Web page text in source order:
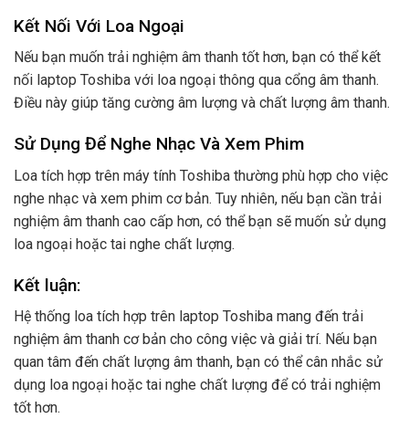
Kết Nối Với Loa Ngoại
Nếu bạn muốn trải nghiệm âm thanh tốt hơn, bạn có thể kết
nối laptop Toshiba với loa ngoại thông qua cổng âm thanh.
Điều này giúp tăng cường âm lượng và chất lượng âm thanh.
Sử Dụng Để Nghe Nhạc Và Xem Phim
Loa tích hợp trên máy tính Toshiba thường phù hợp cho việc
nghe nhạc và xem phim cơ bản. Tuy nhiên, nếu bạn cần trải
nghiệm âm thanh cao cấp hơn, có thể bạn sẽ muốn sử dụng
loa ngoại hoặc tai nghe chất lượng.
Kết luận:
Hệ thống loa tích hợp trên laptop Toshiba mang đến trải
nghiệm âm thanh cơ bản cho công việc và giải trí. Nếu bạn
quan tâm đến chất lượng âm thanh, bạn có thể cân nhắc sử
dụng loa ngoại hoặc tai nghe chất lượng để có trải nghiệm
tốt hơn.